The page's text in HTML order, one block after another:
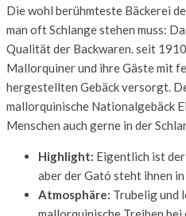
Die wohl berühmteste Bäckerei
man oft Schlange stehen muss:
Qualität der Backwaren. seit
Mallorquiner und ihre Gäste mit
hergestellten Gebäck versorgt.
mallorquinische Nationalgebäck
Menschen auch gerne in der
Highlight: Eigentlich ist
aber der Gató steht ihnen
Atmosphäre: Trubelig und